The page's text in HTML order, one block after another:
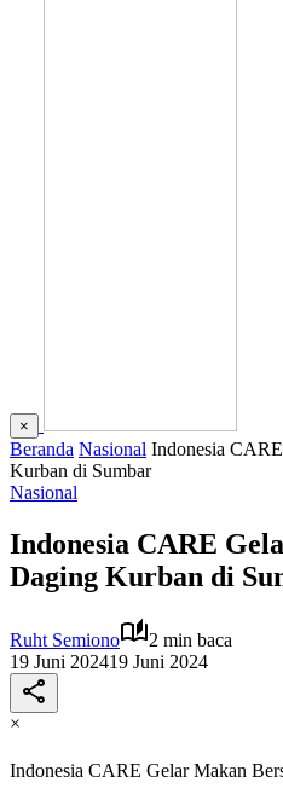
×
Beranda Nasional Indonesia
Kurban di Sumbar
Nasional
Indonesia CARE
Daging Kurban di
Ruht Semiono
2 min baca
19 Juni 202419 Juni 2024
×
Indonesia CARE Gelar Makan